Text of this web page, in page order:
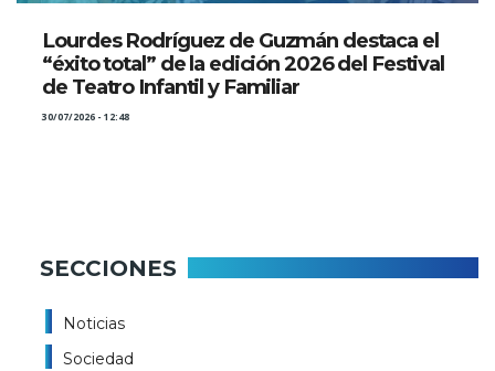
Lourdes Rodríguez de Guzmán destaca el
“éxito total” de la edición 2026 del Festival
de Teatro Infantil y Familiar
30/07/2026 - 12:48
SECCIONES
Noticias
Sociedad